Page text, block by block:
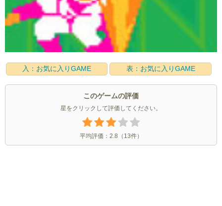
入：お気に入りGAME 表：お気に入りGAME
このゲームの評価
星をクリックして評価してください。
平均評価： 2.8 （ 13件）